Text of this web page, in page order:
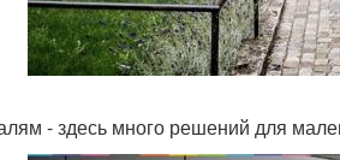
- здесь много решений для